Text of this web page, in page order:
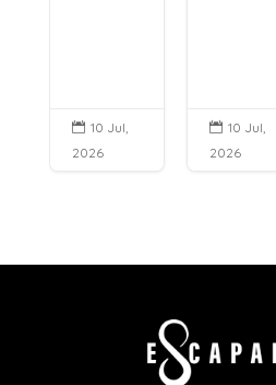
 10 Jul,
2026
 10 Jul,
2026